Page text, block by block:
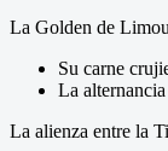
La Golden de
Su carne
La
La alienza entre la